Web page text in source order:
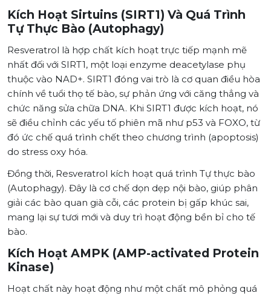
Kích Hoạt Sirtuins (SIRT1) Và Quá Trình
Tự Thực Bào (Autophagy)
Resveratrol là hợp chất kích hoạt trực tiếp mạnh mẽ
nhất đối với SIRT1, một loại enzyme deacetylase phụ
thuộc vào NAD+. SIRT1 đóng vai trò là cơ quan điều hòa
chính về tuổi thọ tế bào, sự phản ứng với căng thẳng và
chức năng sửa chữa DNA. Khi SIRT1 được kích hoạt, nó
sẽ điều chỉnh các yếu tố phiên mã như p53 và FOXO, từ
đó ức chế quá trình chết theo chương trình (apoptosis)
do stress oxy hóa.
Đồng thời, Resveratrol kích hoạt quá trình Tự thực bào
(Autophagy). Đây là cơ chế dọn dẹp nội bào, giúp phân
giải các bào quan già cỗi, các protein bị gấp khúc sai,
mang lại sự tươi mới và duy trì hoạt động bền bỉ cho tế
bào.
Kích Hoạt AMPK (AMP-activated Protein
Kinase)
Hoạt chất này hoạt động như một chất mô phỏng quá